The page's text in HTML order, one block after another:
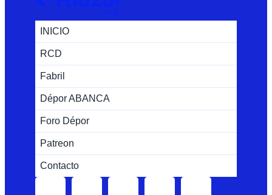
INICIO
RCD
Fabril
Dépor ABANCA
Foro Dépor
Patreon
Contacto